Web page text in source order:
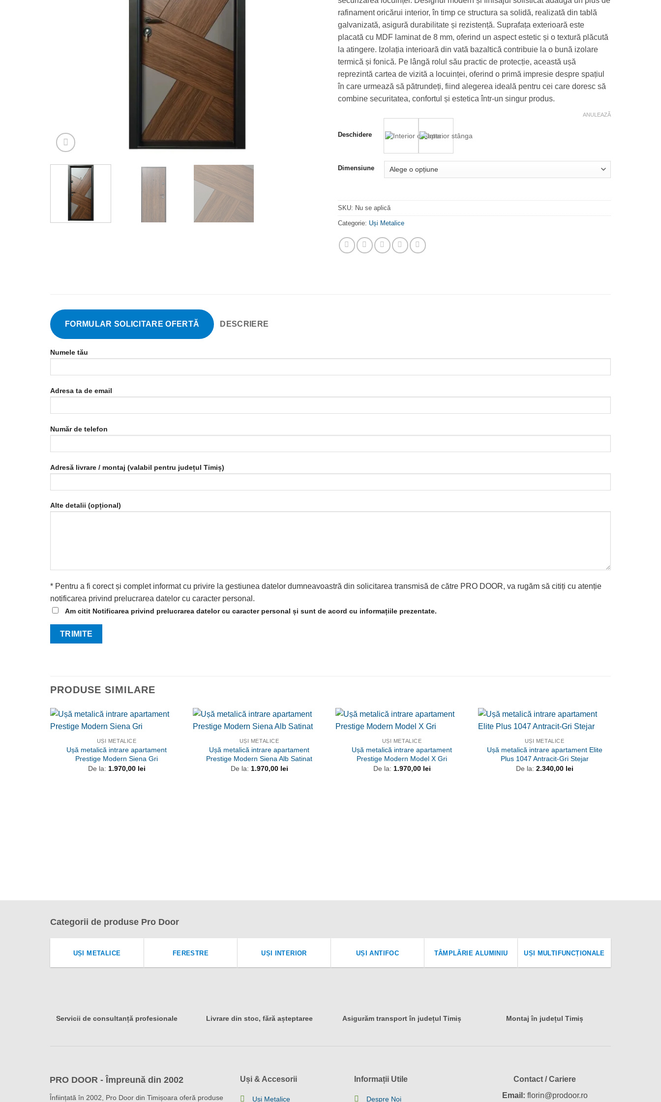
rafinament oricărui interior, în timp ce structura sa solidă, realizată din tablă
galvanizată, asigură durabilitate și rezistență. Suprafața exterioară este
placată cu MDF laminat de 8 mm, oferind un aspect estetic și o textură plăcută
la atingere. Izolația interioară din vată bazaltică contribuie la o bună izolare
termică și fonică. Pe lângă rolul său practic de protecție, această ușă
reprezintă cartea de vizită a locuinței, oferind o primă impresie despre spațiul
în care urmează să pătrundeți, fiind alegerea ideală pentru cei care doresc să
combine securitatea, confortul și estetica într-un singur produs.
Deschidere
Dimensiune
ANULEAZĂ
SKU: Nu se aplică
Categorie: Uși Metalice
FORMULAR SOLICITARE OFERTĂ DESCRIERE
Numele tău
Adresa ta de email
Număr de telefon
Adresă livrare / montaj (valabil pentru județul Timiș)
Alte detalii (opțional)
* Pentru a fi corect și complet informat cu privire la gestiunea datelor dumneavoastră din solicitarea transmisă de către PRO DOOR, va rugăm să citiți cu atenție
notificarea privind prelucrarea datelor cu caracter personal.
Am citit Notificarea privind prelucrarea datelor cu caracter personal și sunt de acord cu informațiile prezentate.
PRODUSE SIMILARE
UȘI METALICE
Ușă metalică intrare apartament
Prestige Modern Siena Gri
De la: 1.970,00 lei
UȘI METALICE
Ușă metalică intrare apartament
Prestige Modern Siena Alb Satinat
De la: 1.970,00 lei
UȘI METALICE
Ușă metalică intrare apartament
Prestige Modern Model X Gri
De la: 1.970,00 lei
UȘI METALICE
Ușă metalică intrare apartament Elite
Plus 1047 Antracit-Gri Stejar
De la: 2.340,00 lei
Categorii de produse Pro Door
UȘI METALICE FERESTRE UȘI INTERIOR UȘI ANTIFOC TÂMPLĂRIE ALUMINIU UȘI MULTIFUNCȚIONALE
Servicii de consultanță profesionale Livrare din stoc, fără așteptaree Asigurăm transport în județul Timiș Montaj în județul Timiș
PRO DOOR - Împreună din 2002
Înființată în 2002, Pro Door din Timișoara oferă produse
Uși & Accesorii
Uși Metalice
Informații Utile
Despre Noi
Contact / Cariere
Email: florin@prodoor.ro